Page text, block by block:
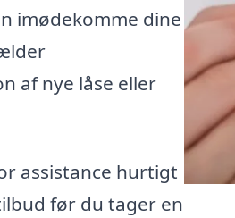
imødekomme dine
af nye låse eller
assistance hurtigt
før du tager en